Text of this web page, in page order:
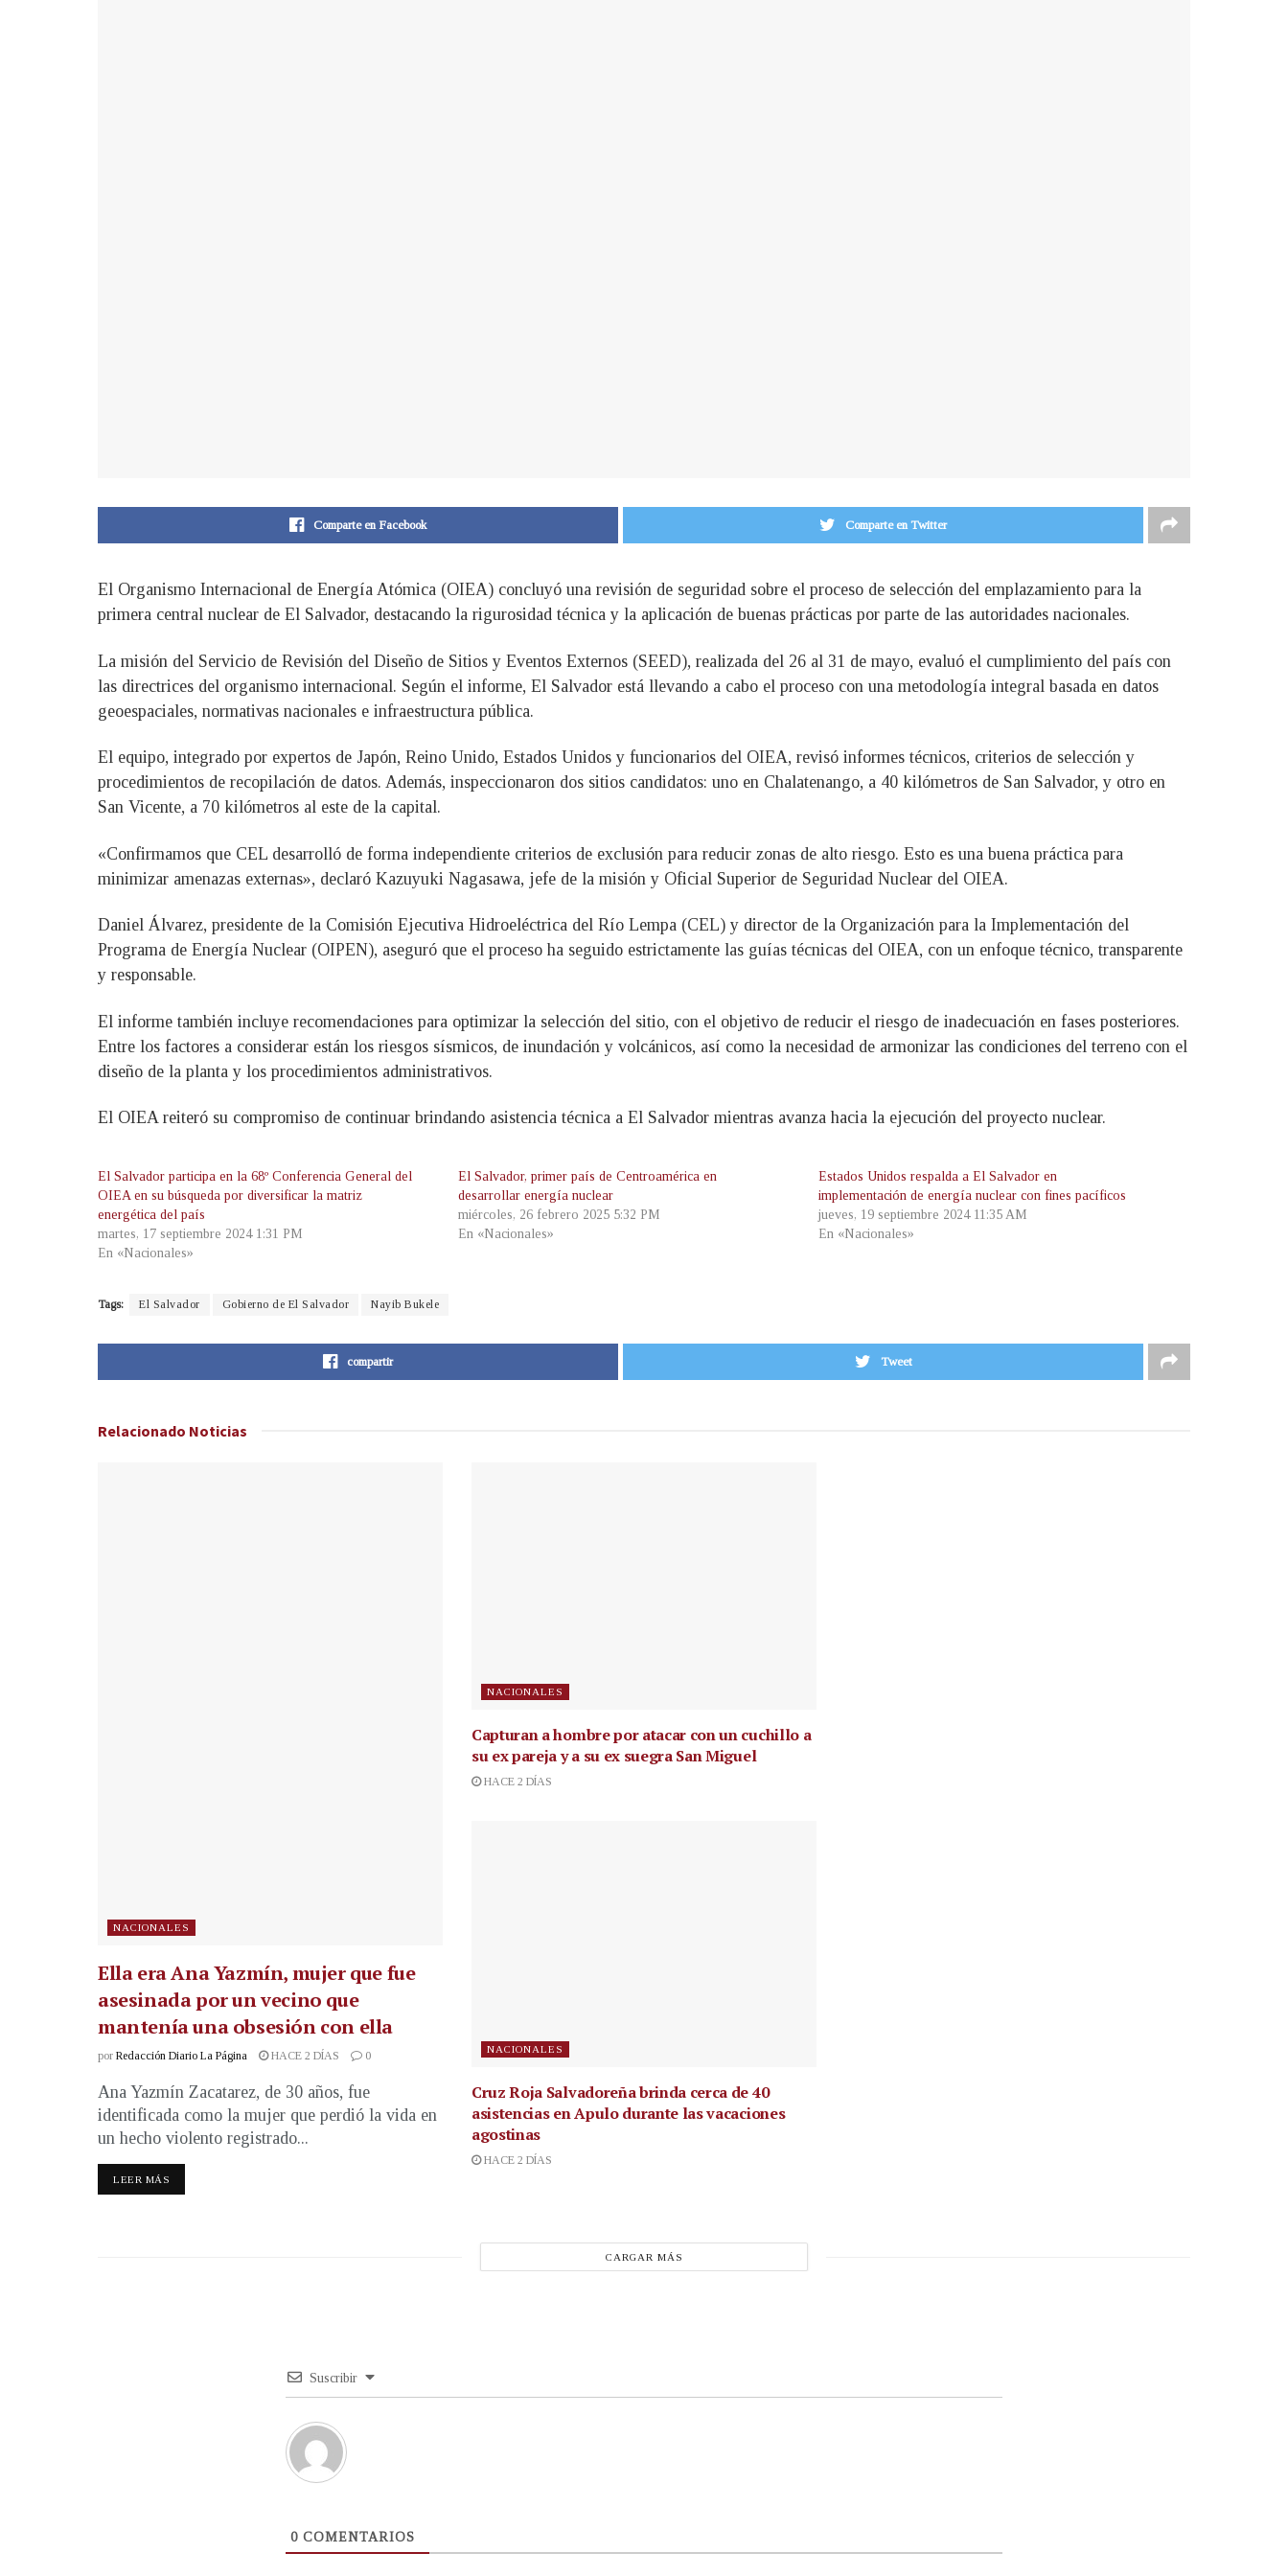
Comparte en Facebook Comparte en Twitter
El Organismo Internacional de Energía Atómica (OIEA) concluyó una revisión de seguridad sobre el proceso de selección del emplazamiento para la
primera central nuclear de El Salvador, destacando la rigurosidad técnica y la aplicación de buenas prácticas por parte de las autoridades nacionales.
La misión del Servicio de Revisión del Diseño de Sitios y Eventos Externos (SEED), realizada del 26 al 31 de mayo, evaluó el cumplimiento del país con
las directrices del organismo internacional. Según el informe, El Salvador está llevando a cabo el proceso con una metodología integral basada en datos
geoespaciales, normativas nacionales e infraestructura pública.
El equipo, integrado por expertos de Japón, Reino Unido, Estados Unidos y funcionarios del OIEA, revisó informes técnicos, criterios de selección y
procedimientos de recopilación de datos. Además, inspeccionaron dos sitios candidatos: uno en Chalatenango, a 40 kilómetros de San Salvador, y otro en
San Vicente, a 70 kilómetros al este de la capital.
«Confirmamos que CEL desarrolló de forma independiente criterios de exclusión para reducir zonas de alto riesgo. Esto es una buena práctica para
minimizar amenazas externas», declaró Kazuyuki Nagasawa, jefe de la misión y Oficial Superior de Seguridad Nuclear del OIEA.
Daniel Álvarez, presidente de la Comisión Ejecutiva Hidroeléctrica del Río Lempa (CEL) y director de la Organización para la Implementación del
Programa de Energía Nuclear (OIPEN), aseguró que el proceso ha seguido estrictamente las guías técnicas del OIEA, con un enfoque técnico, transparente
y responsable.
El informe también incluye recomendaciones para optimizar la selección del sitio, con el objetivo de reducir el riesgo de inadecuación en fases posteriores.
Entre los factores a considerar están los riesgos sísmicos, de inundación y volcánicos, así como la necesidad de armonizar las condiciones del terreno con el
diseño de la planta y los procedimientos administrativos.
El OIEA reiteró su compromiso de continuar brindando asistencia técnica a El Salvador mientras avanza hacia la ejecución del proyecto nuclear.
El Salvador participa en la 68º Conferencia General del
OIEA en su búsqueda por diversificar la matriz
energética del país
martes, 17 septiembre 2024 1:31 PM
En «Nacionales»
El Salvador, primer país de Centroamérica en
desarrollar energía nuclear
miércoles, 26 febrero 2025 5:32 PM
En «Nacionales»
Estados Unidos respalda a El Salvador en
implementación de energía nuclear con fines pacíficos
jueves, 19 septiembre 2024 11:35 AM
En «Nacionales»
Tags: El Salvador Gobierno de El Salvador Nayib Bukele
compartir Tweet
Relacionado Noticias
NACIONALES
Ella era Ana Yazmín, mujer que fue
asesinada por un vecino que
mantenía una obsesión con ella
por Redacción Diario La Página HACE 2 DÍAS 0
Ana Yazmín Zacatarez, de 30 años, fue
identificada como la mujer que perdió la vida en
un hecho violento registrado...
LEER MÁS
NACIONALES
Capturan a hombre por atacar con un cuchillo a
su ex pareja y a su ex suegra San Miguel
HACE 2 DÍAS
NACIONALES
Cruz Roja Salvadoreña brinda cerca de 40
asistencias en Apulo durante las vacaciones
agostinas
HACE 2 DÍAS
CARGAR MÁS
Suscribir
0 COMENTARIOS